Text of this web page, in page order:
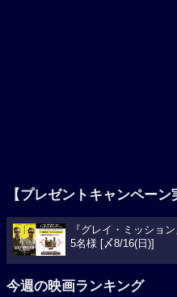
【プレゼントキャンペーン
『グレイ・ミッショ
5名様 [〆8/16(日)]
今週の映画ランキング